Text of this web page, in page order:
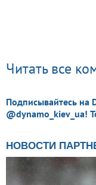
Читать все
Подписывайтесь на
@dynamo_kiev_ua!